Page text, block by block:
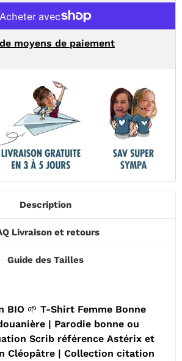
moyens de paiement
Description
Livraison et retours
Guide des Tailles
BIO 🌱 T-Shirt Femme Bonne
| Parodie bonne ou
Scrib référence Astérix et
Cléopâtre | Collection citation